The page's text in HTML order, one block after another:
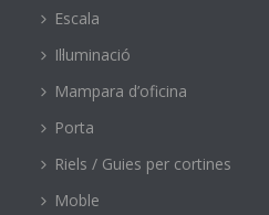
Escala
Il·luminació
Mampara d’oficina
Porta
Riels / Guies per cortines
Moble